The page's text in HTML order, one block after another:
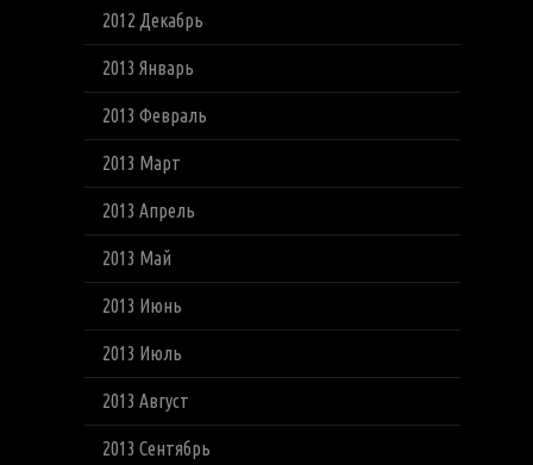
2012 Декабрь
2013 Январь
2013 Февраль
2013 Март
2013 Апрель
2013 Май
2013 Июнь
2013 Июль
2013 Август
2013 Сентябрь